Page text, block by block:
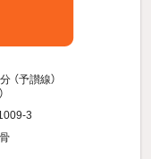
分 （予讃線）
3